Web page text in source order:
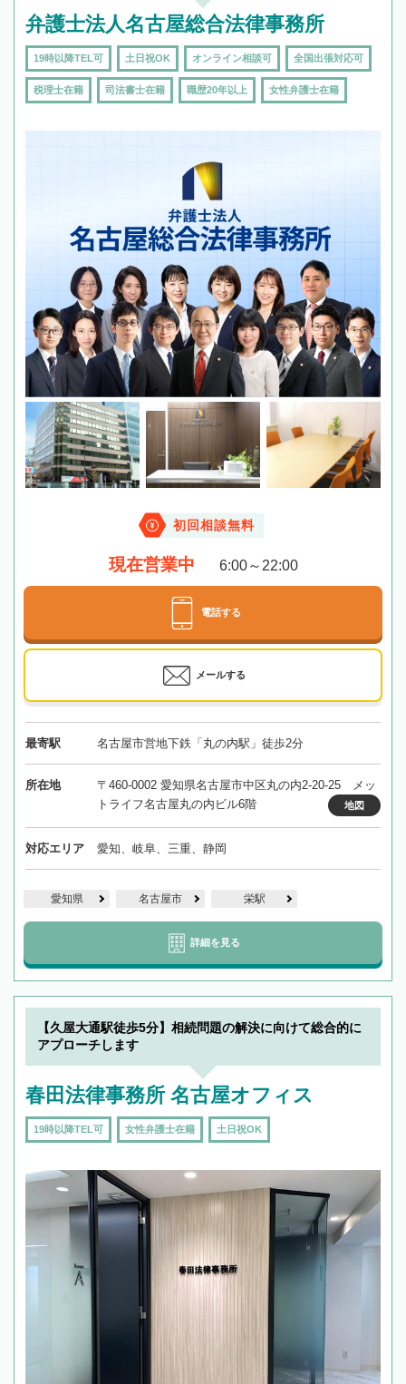
弁護士法人名古屋総合法律事務所
19時以降TEL可 土日祝OK オンライン相談可 全国出張対応可
税理士在籍 司法書士在籍 職歴20年以上 女性弁護士在籍
初回相談無料
現在営業中 6:00～22:00
電話する
メールする
最寄駅 名古屋市営地下鉄「丸の内駅」徒歩2分
所在地
〒460-0002 愛知県名古屋市中区丸の内2-20-25 メッ
トライフ名古屋丸の内ビル6階
地図
対応エリア 愛知、岐阜、三重、静岡
愛知県 名古屋市 栄駅
詳細を見る
【久屋大通駅徒歩5分】相続問題の解決に向けて総合的に
アプローチします
春田法律事務所 名古屋オフィス
19時以降TEL可 女性弁護士在籍 土日祝OK